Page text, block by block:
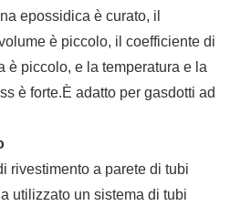
epossidica è curato, il
è piccolo, il coefficiente di
è piccolo, e la temperatura e la
è forte.È adatto per gasdotti ad
rivestimento a parete di tubi
utilizzato un sistema di tubi